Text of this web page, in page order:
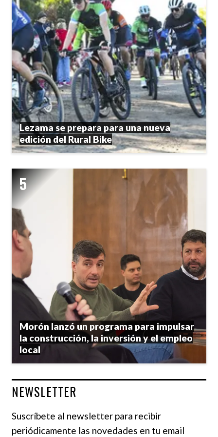
Lezama se prepara para una nueva
edición del Rural Bike
Morón lanzó un programa para impulsar
la construcción, la inversión y el empleo
local
NEWSLETTER
Suscríbete al newsletter para recibir
periódicamente las novedades en tu email